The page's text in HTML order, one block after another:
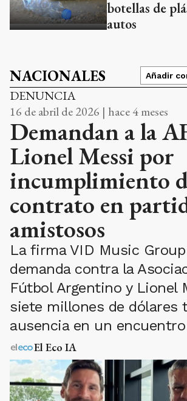
botellas de
autos
NACIONALES Añadir
DENUNCIA
16 de abril de 2026 | hace 4 meses
Demandan a la
Lionel Messi por
incumplimiento
contrato en
amistosos
La firma VID Music
demanda contra la
Fútbol Argentino y Lionel
siete millones de dólares
ausencia en un
El Eco IA